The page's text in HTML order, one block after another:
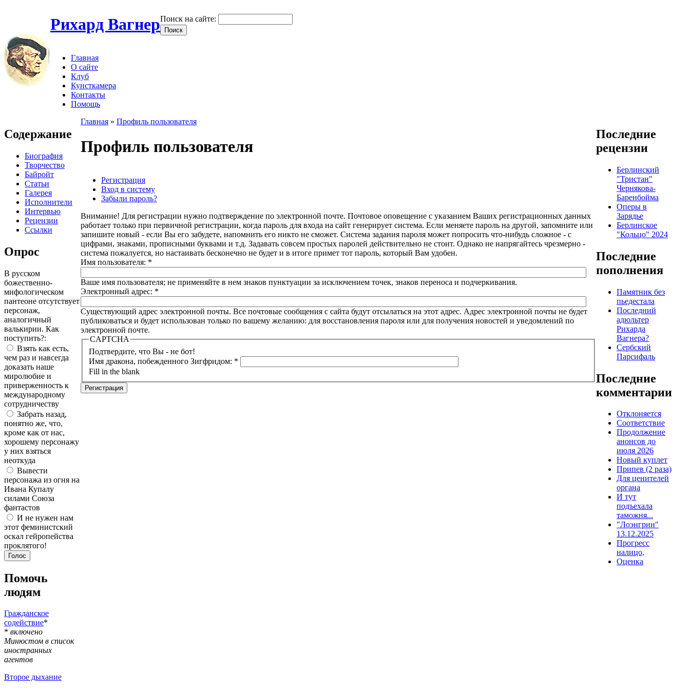
Рихард ВагнерПоиск на сайте:
Главная
О сайте
Клуб
Кунсткамера
Контакты
Помощь
Содержание
Биография
Творчество
Байройт
Статьи
Галерея
Исполнители
Интервью
Рецензии
Ссылки
Опрос
В русском
божественно-
мифологическом
пантеоне отсутствует
персонаж,
аналогичный
валькирии. Как
поступить?:
Взять как есть,
чем раз и навсегда
доказать наше
миролюбие и
приверженность к
международному
сотрудничеству
Забрать назад,
понятно же, что,
кроме как от нас,
хорошему персонажу
у них взяться
неоткуда
Вывести
персонажа из огня на
Ивана Купалу
силами Союза
фантастов
И не нужен нам
этот феминистский
оскал гейропейства
проклятого!
Помочь
людям
Гражданское
содействие*
* включено
Минюстом в список
иностранных
агентов
Второе дыхание
Главная » Профиль пользователя
Профиль пользователя
Регистрация
Вход в систему
Забыли пароль?
Внимание! Для регистрации нужно подтверждение по электронной почте. Почтовое оповещение с указанием Ваших регистрационных данных
работает только при первичной регистрации, когда пароль для входа на сайт генерирует система. Если меняете пароль на другой, запомните или
запишите новый - если Вы его забудете, напомнить его никто не сможет. Система задания пароля может попросить что-нибудь сложное - с
цифрами, знаками, прописными буквами и т.д. Задавать совсем простых паролей действительно не стоит. Однако не напрягайтесь чрезмерно -
система пожалуется, но настаивать бесконечно не будет и в итоге примет тот пароль, который Вам удобен.
Имя пользователя: *
Ваше имя пользователя; не применяйте в нем знаков пунктуации за исключением точек, знаков переноса и подчеркивания.
Электронный адрес: *
Существующий адрес электронной почты. Все почтовые сообщения с сайта будут отсылаться на этот адрес. Адрес электронной почты не будет
публиковаться и будет использован только по вашему желанию: для восстановления пароля или для получения новостей и уведомлений по
электронной почте.
CAPTCHA
Подтвердите, что Вы - не бот!
Имя дракона, побежденного Зигфридом: *
Fill in the blank
Последние
рецензии
Берлинский
"Тристан"
Чернякова-
Баренбойма
Оперы в
Зарядье
Берлинское
"Кольцо" 2024
Последние
пополнения
Памятник без
пьедестала
Последний
адюльтер
Рихарда
Вагнера?
Сербский
Парсифаль
Последние
комментарии
Отклоняется
Соответствие
Продолжение
анонсов до
июля 2026
Новый куплет
Припев (2 раза)
Для ценителей
органа
И тут
подъехала
таможня...
"Лоэнгрин"
13.12.2025
Прогресс
налицо,
Оценка